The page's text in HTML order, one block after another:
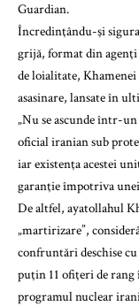
Guardian.
Încredinţându-şi
grijă, format din
de loialitate,
asasinare, lansate în
„Nu se ascunde într-
oficial iranian sub
iar existenţa acestei
garanţie împotriva
De altfel, ayatollahul
„martirizare”,
confruntări deschise
puţin 11 ofiţeri de
programul nuclear